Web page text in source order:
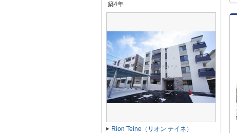
築4年
Rion Teine（リオン テイネ）